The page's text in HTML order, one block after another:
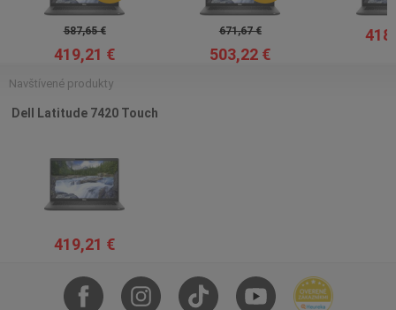
587,65 €
419,21 €
671,67 €
503,22 €
Navštívené produkty
Dell Latitude 7420 Touch
419,21 €